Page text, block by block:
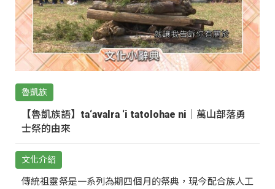
魯凱族
【魯凱族語】ta‘avalra ‘i tatolohae ni｜萬山部落勇
士祭的由來
文化介紹
傳統祖靈祭是一系列為期四個月的祭典，現今配合族人工